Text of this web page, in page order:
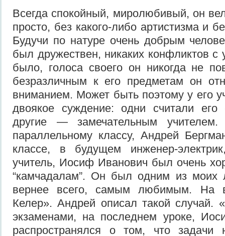
Всегда спокойный, миролюбивый, он
просто, без какого-либо артистизма и
Будучи по натуре очень добрым
был дружествен, никаких конфликтов с
было, голоса своего он никогда не
безразличным к его предметам он
вниманием. Может быть поэтому у его
двоякое суждение: одни считали его
другие — замечательным
параллельному классу, Андрей
классе, в будущем инженер-
учитель, Иосиф Иванович был очень
“камчадалам”. Он был одним из моих
вернее всего, самым любимым. На
Келер». Андрей описал такой случай.
экзаменами, на последнем уроке,
распространялся о том, что задачи